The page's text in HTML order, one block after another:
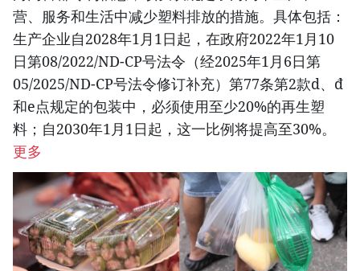
营、服务和生活中减少塑料排放的措施。具体包括：
生产企业自2028年1月1日起，在政府2022年1月10
日第08/2022/ND-CP号法令（经2025年1月6日第
05/2025/ND-CP号法令修订补充）第77条第2款d、đ
和e点规定的包装中，必须使用至少20%的再生塑
料；自2030年1月1日起，这一比例将提高至30%。
更多